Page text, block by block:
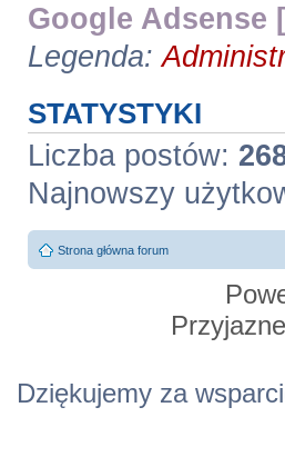
Google Adsense
Legenda:
STATYSTYKI
Liczba postów:
Najnowszy
Strona główna forum
Dziękujemy za